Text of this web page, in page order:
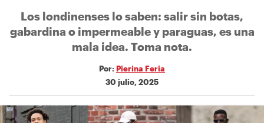
Los londinenses lo saben: salir sin botas,
gabardina o impermeable y paraguas, es una
mala idea. Toma nota.
Por: Pierina Feria
30 julio, 2025